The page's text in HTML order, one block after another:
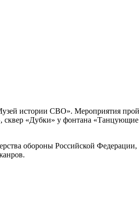
истории СВО». Мероприятия
«Дубки» у фонтана
обороны Российской